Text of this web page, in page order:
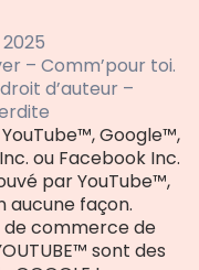
– Comm’pour toi.
d’auteur –
Google™,
ou Facebook Inc.
par YouTube™,
aucune façon.
de commerce de
sont des